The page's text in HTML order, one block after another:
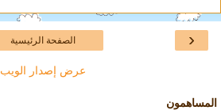
‹ الصفحة الرئيسية
عرض إصدار الويب
المساهمون